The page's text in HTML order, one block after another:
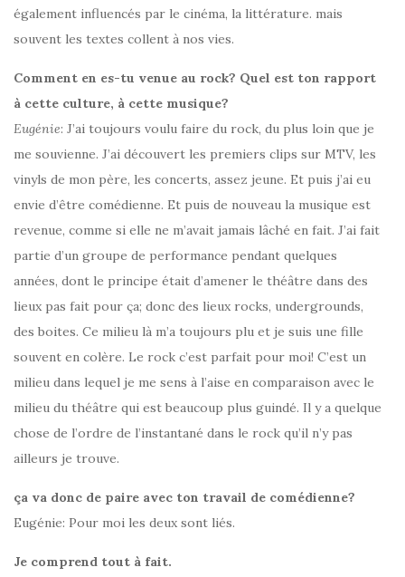
également influencés par le cinéma, la littérature. mais
souvent les textes collent à nos vies.
Comment en es-tu venue au rock? Quel est ton rapport
à cette culture, à cette musique?
Eugénie: J’ai toujours voulu faire du rock, du plus loin que je
me souvienne. J’ai découvert les premiers clips sur MTV, les
vinyls de mon père, les concerts, assez jeune. Et puis j’ai eu
envie d’être comédienne. Et puis de nouveau la musique est
revenue, comme si elle ne m’avait jamais lâché en fait. J’ai fait
partie d’un groupe de performance pendant quelques
années, dont le principe était d’amener le théâtre dans des
lieux pas fait pour ça; donc des lieux rocks, undergrounds,
des boites. Ce milieu là m’a toujours plu et je suis une fille
souvent en colère. Le rock c’est parfait pour moi! C’est un
milieu dans lequel je me sens à l’aise en comparaison avec le
milieu du théâtre qui est beaucoup plus guindé. Il y a quelque
chose de l’ordre de l’instantané dans le rock qu’il n’y pas
ailleurs je trouve.
ça va donc de paire avec ton travail de comédienne?
Eugénie: Pour moi les deux sont liés.
Je comprend tout à fait.